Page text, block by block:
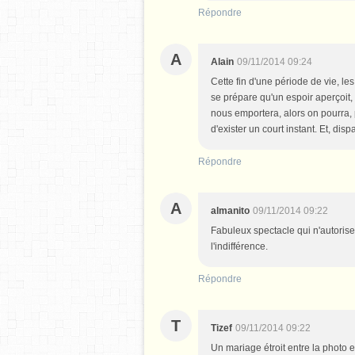
Répondre
A Alain 09/11/2014 09:24
Cette fin d'une période de vie,
se prépare qu'un espoir
nous emportera, alors on
d'exister un court instant. Et,
Répondre
A almanito 09/11/2014 09:22
Fabuleux spectacle qui
l'indifférence.
Répondre
T Tizef 09/11/2014 09:22
Un mariage étroit entre la photo